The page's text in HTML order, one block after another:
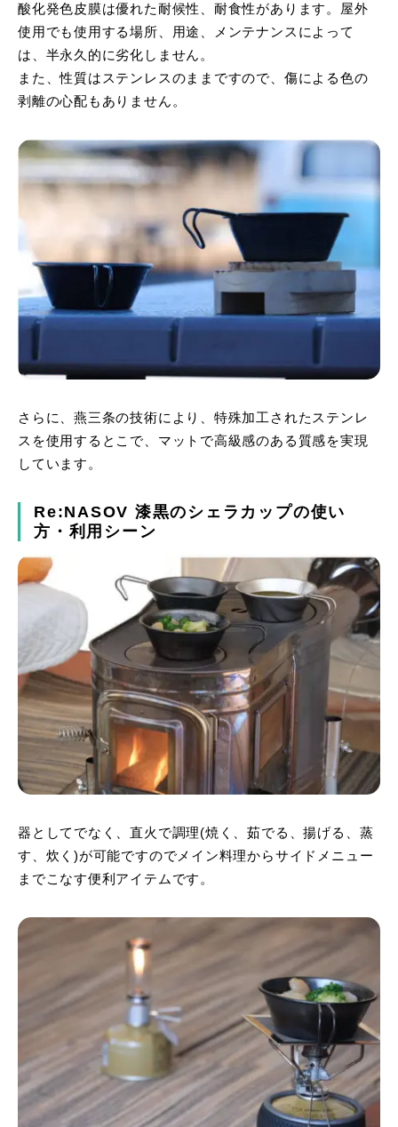
酸化発色皮膜は優れた耐候性、耐食性があります。屋外
使用でも使用する場所、用途、メンテナンスによって
は、半永久的に劣化しません。
また、性質はステンレスのままですので、傷による色の
剥離の心配もありません。
さらに、燕三条の技術により、特殊加工されたステンレ
スを使用するとこで、マットで高級感のある質感を実現
しています。
Re:NASOV 漆黒のシェラカップの使い
方・利用シーン
器としてでなく、直火で調理(焼く、茹でる、揚げる、蒸
す、炊く)が可能ですのでメイン料理からサイドメニュー
までこなす便利アイテムです。